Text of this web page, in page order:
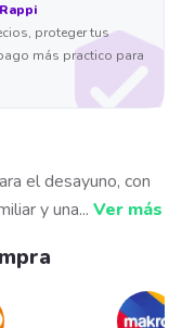
proteger tus
más practico para
el desayuno, con
y una... Ver más